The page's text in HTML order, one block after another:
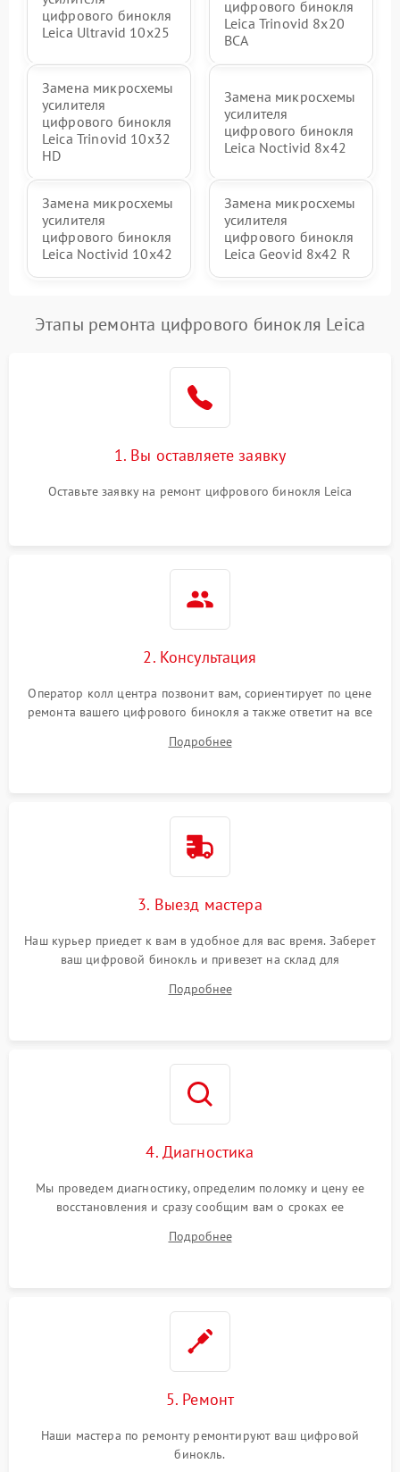
цифрового бинокля
Leica Ultravid 10x25
цифрового бинокля
Leica Trinovid 8x20
BCA
Замена микросхемы
усилителя
цифрового бинокля
Leica Trinovid 10x32
HD
Замена микросхемы
усилителя
цифрового бинокля
Leica Noctivid 8x42
Замена микросхемы
усилителя
цифрового бинокля
Leica Noctivid 10x42
Замена микросхемы
усилителя
цифрового бинокля
Leica Geovid 8x42 R
Этапы ремонта цифрового бинокля Leica
1. Вы оставляете заявку
Оставьте заявку на ремонт цифрового бинокля Leica
2. Консультация
Оператор колл центра позвонит вам, сориентирует по цене
ремонта вашего цифрового бинокля а также ответит на все
Подробнее
3. Выезд мастера
Наш курьер приедет к вам в удобное для вас время. Заберет
ваш цифровой бинокль и привезет на склад для
Подробнее
4. Диагностика
Мы проведем диагностику, определим поломку и цену ее
восстановления и сразу сообщим вам о сроках ее
Подробнее
5. Ремонт
Наши мастера по ремонту ремонтируют ваш цифровой
бинокль.